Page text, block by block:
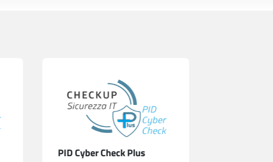
PID Cyber Check Plus